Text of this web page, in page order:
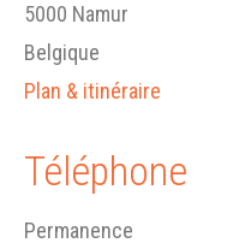
5000 Namur
Belgique
Plan & itinéraire
Téléphone
Permanence